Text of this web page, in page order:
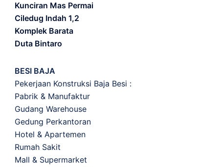
Kunciran Mas Permai
Ciledug Indah 1,2
Komplek Barata
Duta Bintaro
BESI BAJA
Pekerjaan Konstruksi Baja Besi :
Pabrik & Manufaktur
Gudang Warehouse
Gedung Perkantoran
Hotel & Apartemen
Rumah Sakit
Mall & Supermarket